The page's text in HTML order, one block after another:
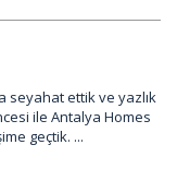
seyahat ettik ve yazlık
ile Antalya Homes
geçtik. ...